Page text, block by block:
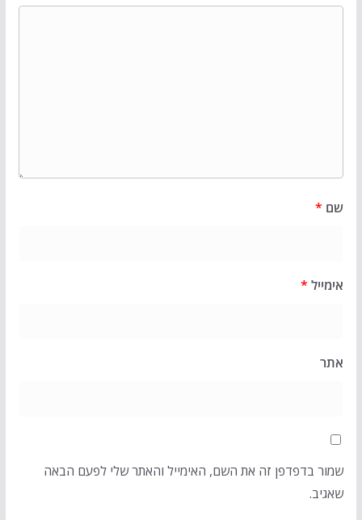
שם *
אימייל *
אתר
שמור בדפדפן זה את השם, האימייל והאתר שלי לפעם הבאה
שאגיב.